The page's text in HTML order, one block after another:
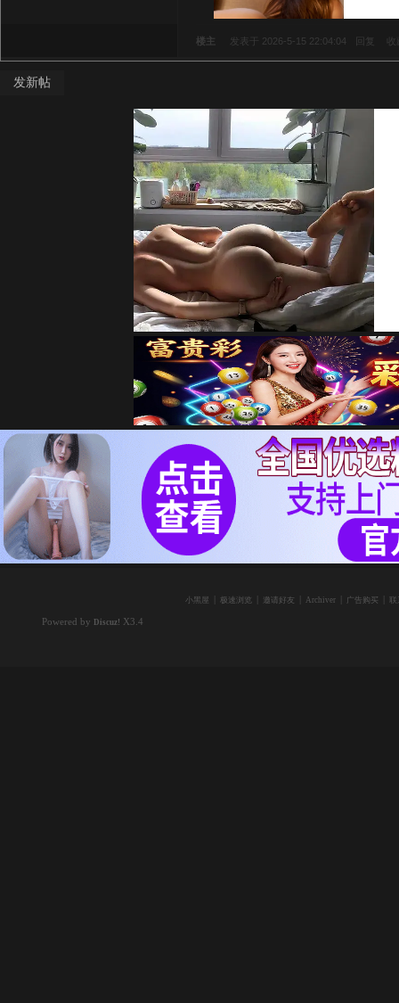
楼主 发表于 2026-5-15 22:04:04 回复
发新帖
小黑屋 极速浏览 邀请好友 Archiver 广告购买
Powered by Discuz! X3.4